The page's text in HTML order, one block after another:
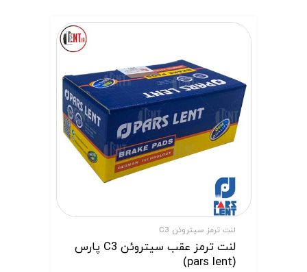
لنت ترمز سیتروئن C3
لنت ترمز عقب سیتروئن C3 پارس
(pars lent)